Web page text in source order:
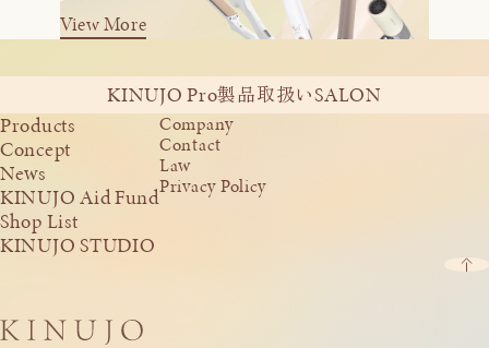
View More
KINUJO Pro製品取扱いSALON
Products
Concept
News
KINUJO Aid Fund
Shop List
KINUJO STUDIO
Company
Contact
Law
Privacy Policy